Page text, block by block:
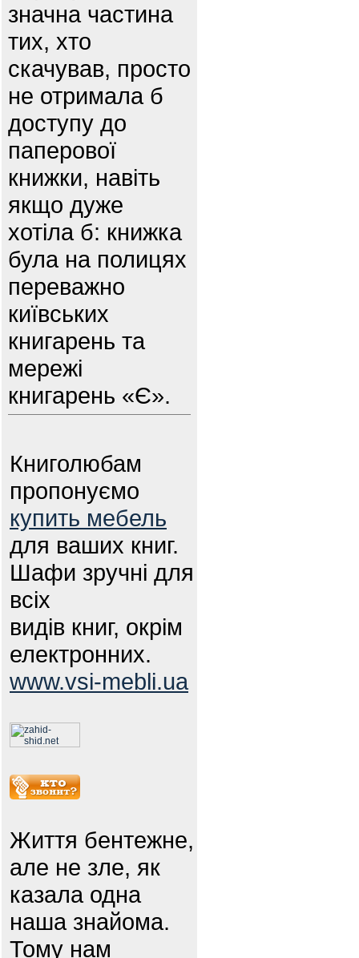
значна частина
тих, хто
скачував, просто
не отримала б
доступу до
паперової
книжки, навіть
якщо дуже
хотіла б: книжка
була на полицях
переважно
київських
книгарень та
мережі
книгарень «Є».
Книголюбам
пропонуємо
купить мебель
для ваших книг.
Шафи зручні для
всіх
видів книг, окрім
електронних.
www.vsi-mebli.ua
Життя бентежне,
але не зле, як
казала одна
наша знайома.
Тому нам